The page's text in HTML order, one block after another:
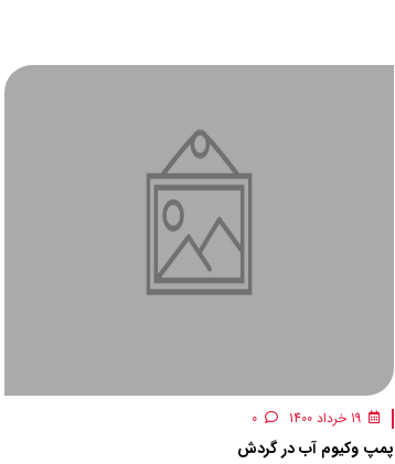
پمپ وکیوم آب در گردش